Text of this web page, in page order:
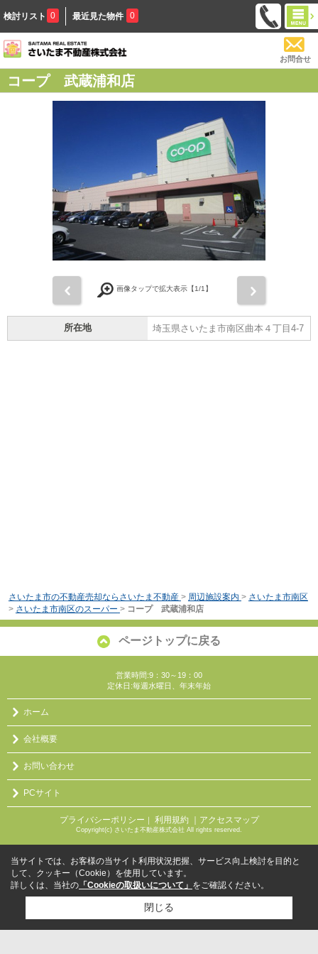
検討リスト 0 最近見た物件 0
お問合せ
コープ 武蔵浦和店
画像タップで拡大表示【1/1】
所在地 埼玉県さいたま市南区曲本４丁目4-7
さいたま市の不動産売却ならさいたま不動産 > 周辺施設案内 > さいたま市南区
> さいたま市南区のスーパー > コープ 武蔵浦和店
ページトップに戻る
営業時間:9：30～19：00
定休日:毎週水曜日、年末年始
ホーム
会社概要
お問い合わせ
PCサイト
プライバシーポリシー ｜ 利用規約 ｜アクセスマップ
Copyright(c) さいたま不動産株式会社 All rights reserved.
当サイトでは、お客様の当サイト利用状況把握、サービス向上検討を目的と
して、クッキー（Cookie）を使用しています。
詳しくは、当社の 「Cookieの取扱いについて」 をご確認ください。
閉じる